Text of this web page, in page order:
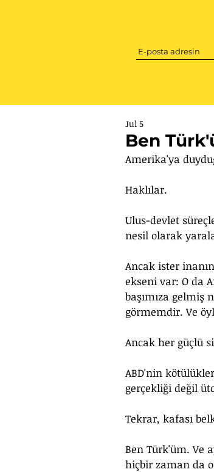
Ben
Jul 5
Amerika'ya
Haklılar.
Ulus-devlet
nesil olarak
Ancak ister
ekseni var: O da
başımıza
görmemdir. Ve
Ancak her güçlü
ABD'nin
gerçekliği değil
Tekrar, kafası
Ben Türk'üm. Ve
hiçbir zaman da